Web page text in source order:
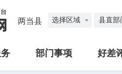
两当县 选择区域 县直部
部门事项 好差